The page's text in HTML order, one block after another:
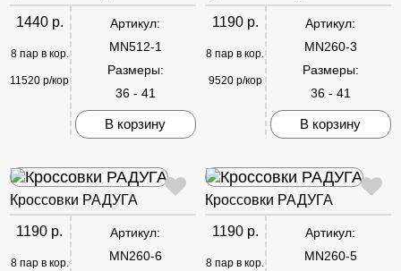
1440 р.
8 пар в кор.
11520 р/кор
Артикул:
MN512-1
Размеры:
36 - 41
В корзину
1190 р.
8 пар в кор.
9520 р/кор
Артикул:
MN260-3
Размеры:
36 - 41
В корзину
Кроссовки РАДУГА
1190 р.
8 пар в кор.
Артикул:
MN260-6
Кроссовки РАДУГА
1190 р.
8 пар в кор.
Артикул:
MN260-5